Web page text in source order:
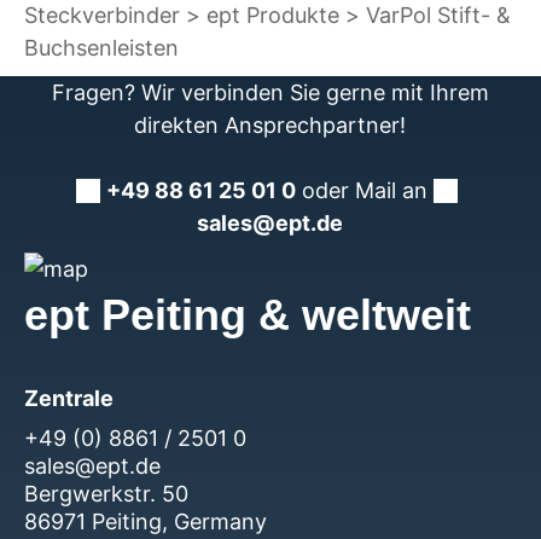
Steckverbinder ept Produkte
VarPol Stift- &
Buchsenleisten
Fragen? Wir verbinden Sie gerne mit Ihrem
direkten Ansprechpartner!
+49 88 61 25 01 0 oder Mail an
sales@ept.de
ept Peiting & weltweit
Zentrale
+49 (0) 8861 / 2501 0
sales@ept.de
Bergwerkstr. 50
86971 Peiting, Germany